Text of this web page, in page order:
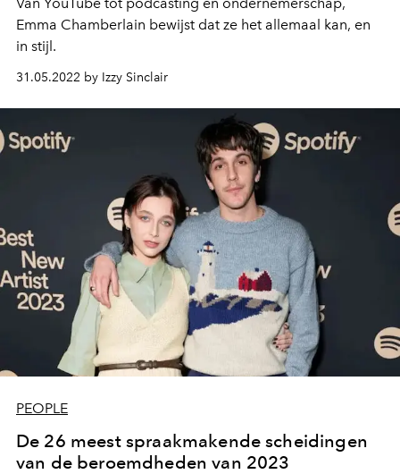
Emma Chamberlain bewijst dat ze het allemaal kan, en
in stijl.
31.05.2022 by Izzy Sinclair
PEOPLE
De 26 meest spraakmakende scheidingen
van de beroemdheden van 2023